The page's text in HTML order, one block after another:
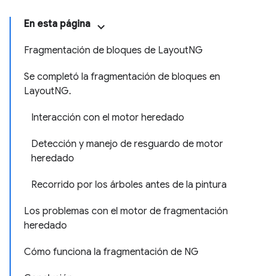
En esta página
Fragmentación de bloques de LayoutNG
Se completó la fragmentación de bloques en
LayoutNG.
Interacción con el motor heredado
Detección y manejo de resguardo de motor
heredado
Recorrido por los árboles antes de la pintura
Los problemas con el motor de fragmentación
heredado
Cómo funciona la fragmentación de NG